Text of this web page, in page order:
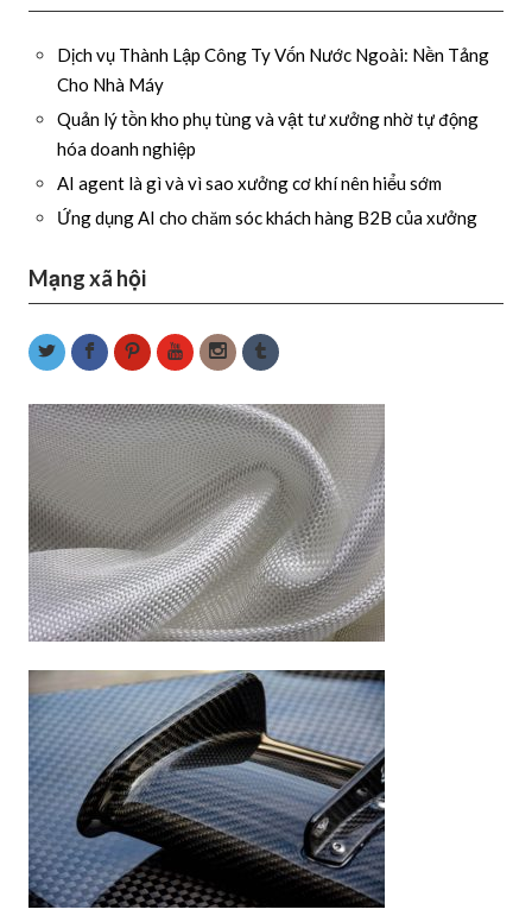
Dịch vụ Thành Lập Công Ty Vốn Nước Ngoài: Nền Tảng
Cho Nhà Máy
Quản lý tồn kho phụ tùng và vật tư xưởng nhờ tự động
hóa doanh nghiệp
AI agent là gì và vì sao xưởng cơ khí nên hiểu sớm
Ứng dụng AI cho chăm sóc khách hàng B2B của xưởng
Mạng xã hội